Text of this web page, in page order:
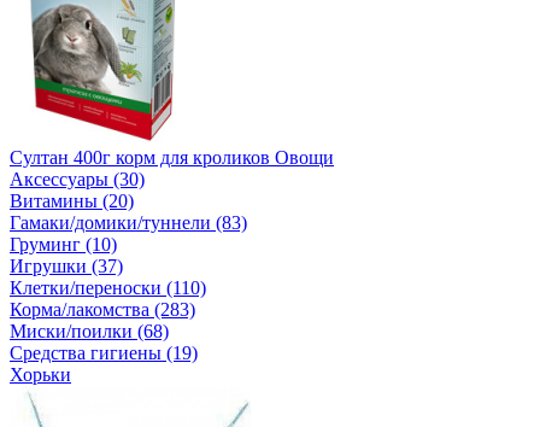
Султан 400г корм для кроликов Овощи
Аксессуары (30)
Витамины (20)
Гамаки/домики/туннели (83)
Груминг (10)
Игрушки (37)
Клетки/переноски (110)
Корма/лакомства (283)
Миски/поилки (68)
Средства гигиены (19)
Хорьки